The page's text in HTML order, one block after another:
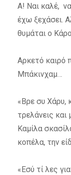
Α! Ναι καλέ,
έχω ξεχάσει.
θυμάται ο
Αρκετό καιρό
Μπάκινχαμ…
«Βρε συ Χάρυ,
τρελάνεις και
Καμίλα
κοπέλα, την
«Εσύ τί λες